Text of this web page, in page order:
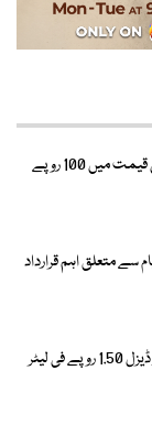
ملک بھر میں آٹامہنگا، 20 کلو تھیلے کی قیمت میں 100 روپے
سے متعلق اہم قرارداد
اوگرا کی سفارش پر پیٹرول 2.20 روپے اور ڈیزل 1.50 روپے فی لیٹر